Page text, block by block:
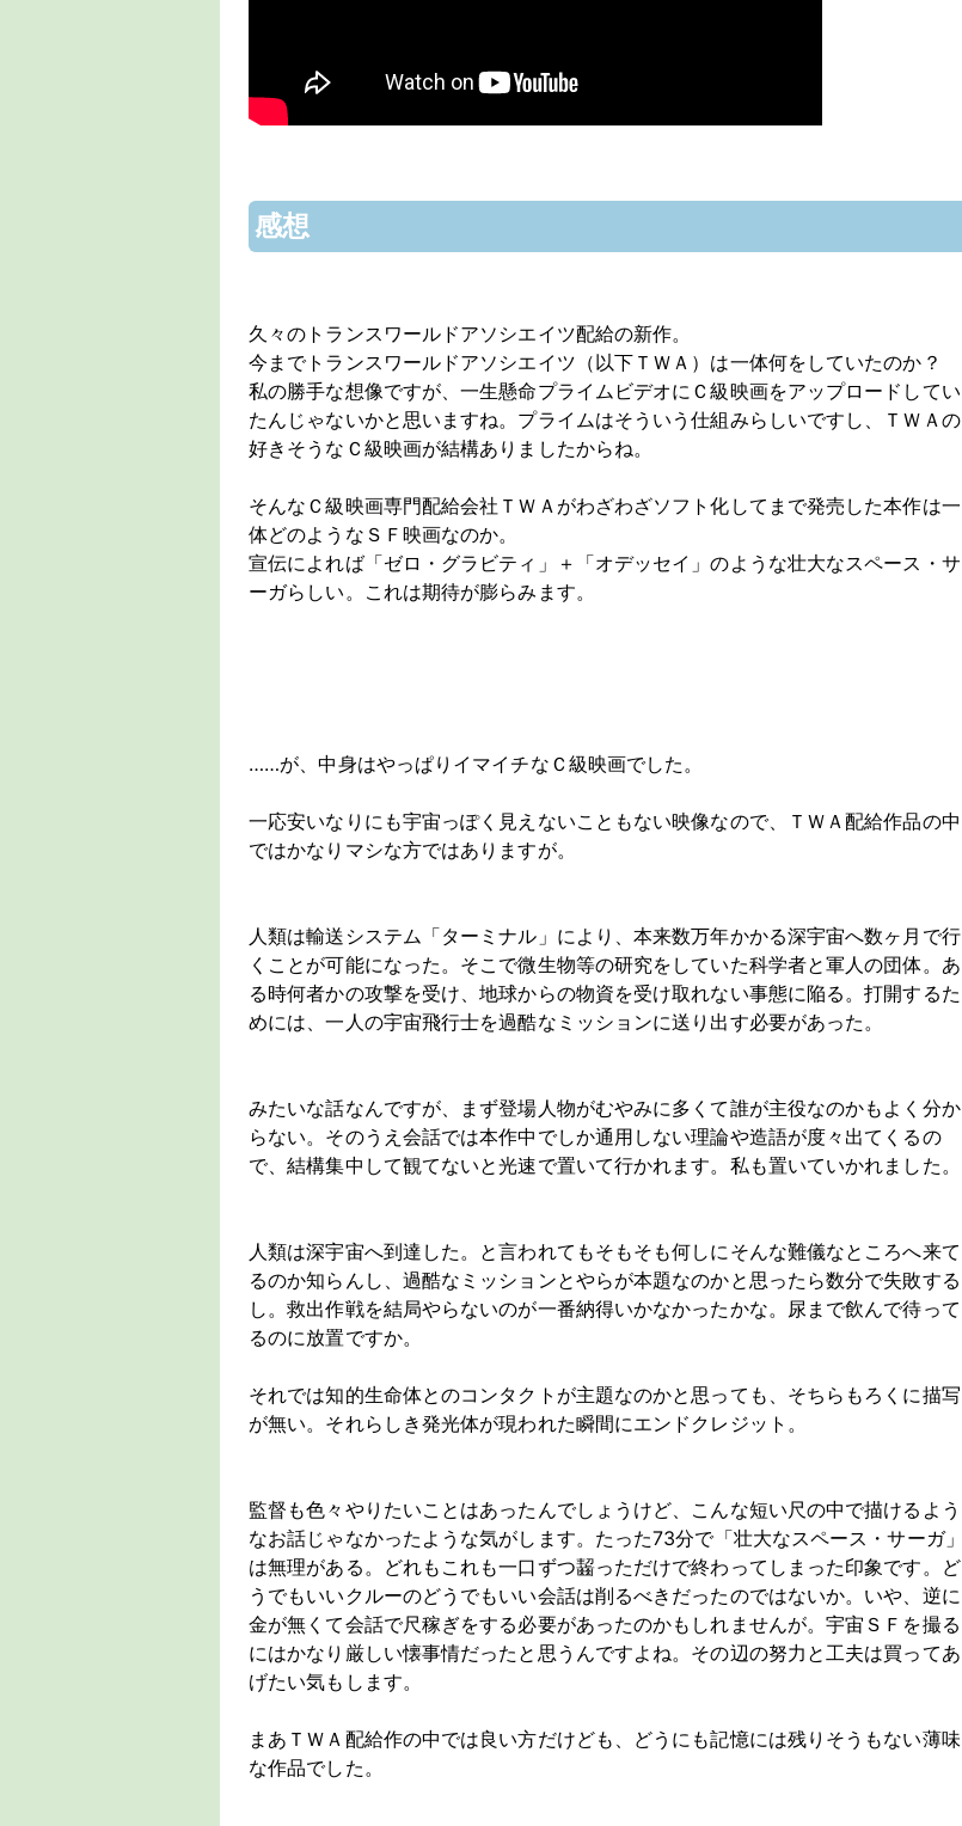
感想
久々のトランスワールドアソシエイツ配給の新作。
今までトランスワールドアソシエイツ（以下ＴＷＡ）は一体何をしていたのか？
私の勝手な想像ですが、一生懸命プライムビデオにＣ級映画をアップロードしてい
たんじゃないかと思いますね。プライムはそういう仕組みらしいですし、ＴＷＡの
好きそうなＣ級映画が結構ありましたからね。
そんなＣ級映画専門配給会社ＴＷＡがわざわざソフト化してまで発売した本作は一
体どのようなＳＦ映画なのか。
宣伝によれば「ゼロ・グラビティ」＋「オデッセイ」のような壮大なスペース・サ
ーガらしい。これは期待が膨らみます。
……が、中身はやっぱりイマイチなＣ級映画でした。
一応安いなりにも宇宙っぽく見えないこともない映像なので、ＴＷＡ配給作品の中
ではかなりマシな方ではありますが。
人類は輸送システム「ターミナル」により、本来数万年かかる深宇宙へ数ヶ月で行
くことが可能になった。そこで微生物等の研究をしていた科学者と軍人の団体。あ
る時何者かの攻撃を受け、地球からの物資を受け取れない事態に陥る。打開するた
めには、一人の宇宙飛行士を過酷なミッションに送り出す必要があった。
みたいな話なんですが、まず登場人物がむやみに多くて誰が主役なのかもよく分か
らない。そのうえ会話では本作中でしか通用しない理論や造語が度々出てくるの
で、結構集中して観てないと光速で置いて行かれます。私も置いていかれました。
人類は深宇宙へ到達した。と言われてもそもそも何しにそんな難儀なところへ来て
るのか知らんし、過酷なミッションとやらが本題なのかと思ったら数分で失敗する
し。救出作戦を結局やらないのが一番納得いかなかったかな。尿まで飲んで待って
るのに放置ですか。
それでは知的生命体とのコンタクトが主題なのかと思っても、そちらもろくに描写
が無い。それらしき発光体が現われた瞬間にエンドクレジット。
監督も色々やりたいことはあったんでしょうけど、こんな短い尺の中で描けるよう
なお話じゃなかったような気がします。たった73分で「壮大なスペース・サーガ」
は無理がある。どれもこれも一口ずつ齧っただけで終わってしまった印象です。ど
うでもいいクルーのどうでもいい会話は削るべきだったのではないか。いや、逆に
金が無くて会話で尺稼ぎをする必要があったのかもしれませんが。宇宙ＳＦを撮る
にはかなり厳しい懐事情だったと思うんですよね。その辺の努力と工夫は買ってあ
げたい気もします。
まあＴＷＡ配給作の中では良い方だけども、どうにも記憶には残りそうもない薄味
な作品でした。